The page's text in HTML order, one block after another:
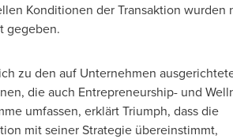
Konditionen der Transaktion wurden
gegeben.
zu den auf Unternehmen
die auch Entrepreneurship- und
umfassen, erklärt Triumph, dass die
mit seiner Strategie übereinstimmt,